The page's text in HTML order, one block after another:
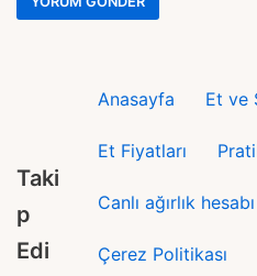
Taki
p
Edi
Anasayfa Et ve
Et Fiyatları
Canlı ağırlık hesabı
Çerez Politikası